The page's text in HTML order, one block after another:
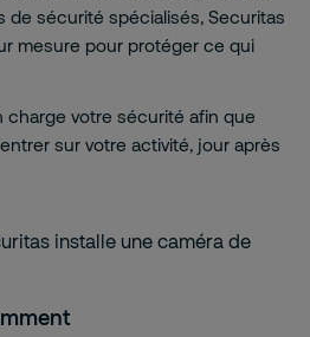
de sécurité spécialisés, Securitas
mesure pour protéger ce qui
charge votre sécurité afin que
sur votre activité, jour après